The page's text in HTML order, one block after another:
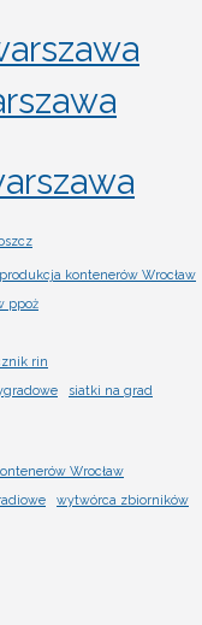
produkcja kontenerów Wrocław
ppoż
rin
siatki na grad
Wrocław
wytwórca zbiorników